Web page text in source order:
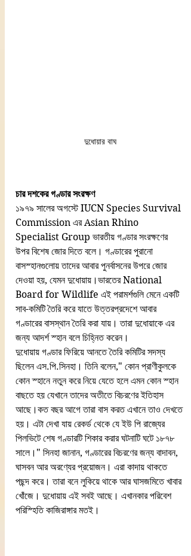
দুধোয়ার বাঘ
চার দশকের গণ্ডার সংরক্ষণ
১৯৭৯ সালের অগস্টে IUCN Species Survival
Commission এর Asian Rhino
Specialist Group ভারতীয় গণ্ডার সংরক্ষণের
উপর বিশেষ জোর দিতে বলে। গণ্ডারের পুরানো
বাসস্হানগুলোয় তাদের আবার পুনর্বাসনের উপরে জোর
দেওয়া হয়, যেমন দুধোয়ায়।ভারতের National
Board for Wildlife এই পরামর্শগুলি মেনে একটি
সাব-কমিটি তৈরি করে যাতে উত্তরপ্রদেশে আবার
গণ্ডারের বাসস্থান তৈরি করা যায়। তারা দুধোয়াকে এর
জন্য আদর্শ স্হান বলে চিহ্নিত করেন।
দুধোয়ায় গণ্ডার ফিরিয়ে আনতে তৈরি কমিটির সদস্য
ছিলেন এস.পি.সিনহা। তিনি বলেন," কোন প্রাণীকুলকে
কোন স্হানে নতুন করে নিয়ে যেতে হলে এমন কোন স্হান
বাছতে হয় যেখানে তাদের অতীতে বিচরণের ইতিহাস
আছে।কত বছর আগে তারা বাস করত এখানে তাও দেখতে
হয়। এটা দেখা যায় রেকর্ড থেকে যে ইউ পি রাজ্যের
পিলভিটে শেষ গণ্ডারটি শিকার করার ঘটনাটি ঘটে ১৮৭৮
সালে।" সিনহা জানান, গণ্ডারের বিচরণের জন্য বাদাবন,
ঘাসবন আর অরণ্যের প্রয়োজন। এরা কাদায় থাকতে
পছন্দ করে। তারা বনে লুকিয়ে থাকে আর ঘাসজমিতে খাবার
খোঁজে। দুধোয়ায় এই সবই আছে। এখানকার পরিবেশ
পরিস্হিতি কাজিরাঙ্গার মতই।